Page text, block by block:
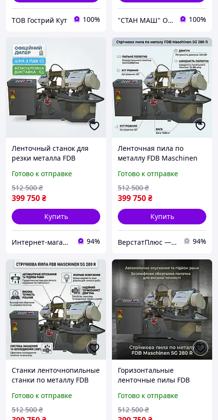
ТОВ Гострий Кут 100% "СТАН МАШ" Официальный дилер TM: Holzmann, OPTImum, FDB Maschinen, Holzstar, Proma, Torin. 100%
Ленточный станок для
резки металла FDB
мм полотно
Готово к отправке
399 750₴
512 500 ₴
Купить
Интернет-магазин BoomMarket 94%
Ленточная пила по
металлу FDB Maschinen
Готово к отправке
399 750₴
512 500 ₴
Купить
ВерстатПлюс — верстати та обладнання 94%
Станки ленточнопильные
станки по металлу FDB
кг
Готово к отправке
512 500 ₴
Горизонтальные
ленточные пилы FDB
скоростей
Готово к отправке
512 500 ₴